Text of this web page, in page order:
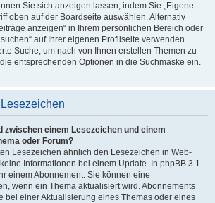
Sie sich anzeigen lassen, indem Sie „Eigene
oben auf der Boardseite auswählen. Alternativ
anzeigen“ in Ihrem persönlichen Bereich oder
auf Ihrer eigenen Profilseite verwenden.
Suche, um nach von Ihnen erstellen Themen zu
entsprechenden Optionen in die Suchmaske ein.
zwischen einem Lesezeichen und einem
oder Forum?
Lesezeichen ähnlich den Lesezeichen in Web-
Informationen bei einem Update. In phpBB 3.1
einem Abonnement: Sie können eine
wenn ein Thema aktualisiert wird. Abonnements
bei einer Aktualisierung eines Themas oder eines